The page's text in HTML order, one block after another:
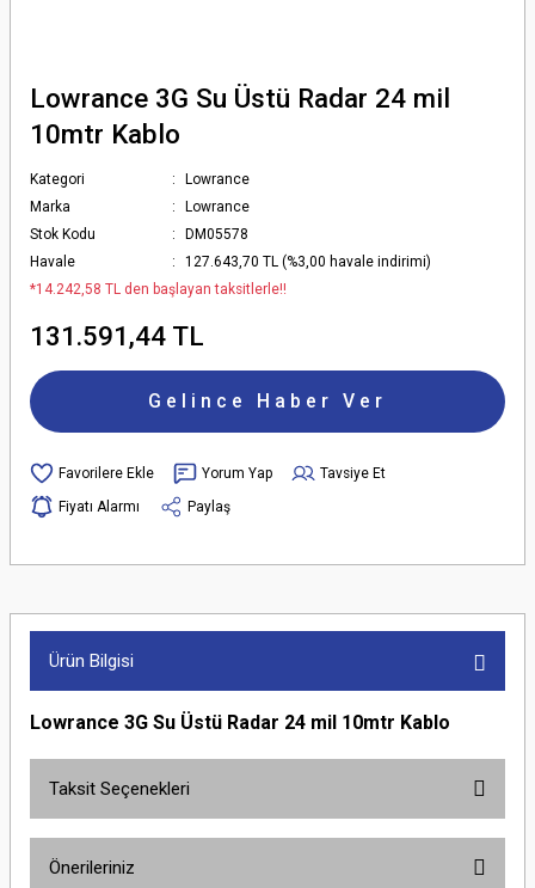
Lowrance 3G Su Üstü Radar 24 mil
10mtr Kablo
Kategori
Lowrance
Marka
Lowrance
Stok Kodu
DM05578
Havale
127.643,70 TL (%3,00 havale indirimi)
*14.242,58 TL den başlayan taksitlerle!!
131.591,44 TL
Gelince Haber Ver
Yorum Yap
Tavsiye Et
Fiyatı Alarmı
Paylaş
Ürün Bilgisi
Lowrance 3G Su Üstü Radar 24 mil 10mtr Kablo
Taksit Seçenekleri
Önerileriniz